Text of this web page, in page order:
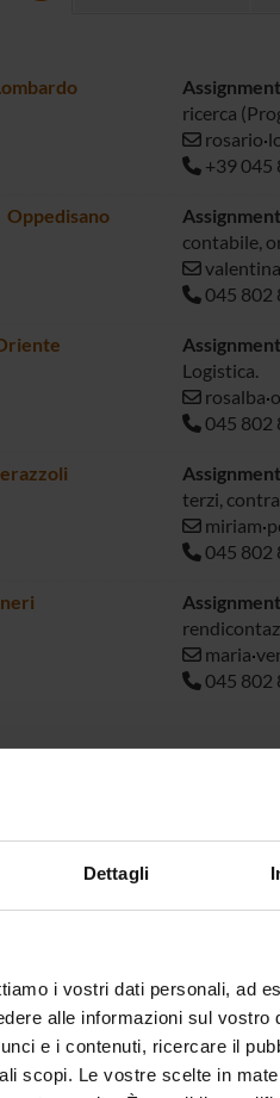
Dettagli
i vostri dati personali, ad
alle informazioni sul
e i contenuti, ricercare il
scopi. Le vostre scelte in
ricerca
rosario
+39 045
Oppedisano
contabile,
valentina
045 802
Logistica.
rosalba
045 802
terzi,
miriam
045 802
maria
045 802
Previous